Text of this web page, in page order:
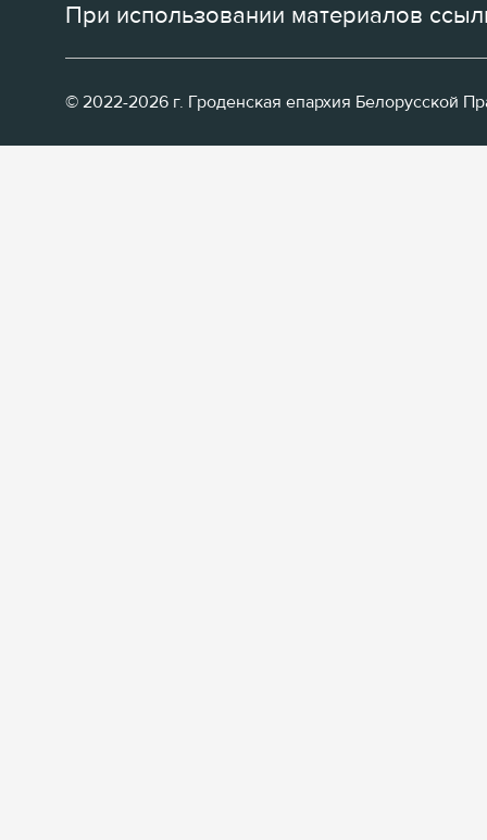
При использовании материалов
© 2022-2026 г. Гроденская епархия Белорусской